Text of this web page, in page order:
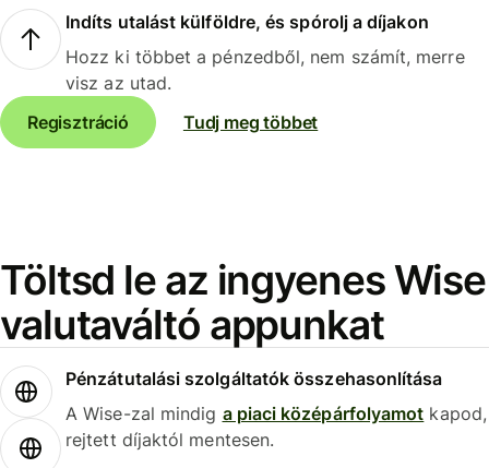
Indíts utalást külföldre, és spórolj a díjakon
Hozz ki többet a pénzedből, nem számít, merre
visz az utad.
Regisztráció
Tudj meg többet
Töltsd le az ingyenes Wise
valutaváltó appunkat
Pénzátutalási szolgáltatók összehasonlítása
A Wise-zal mindig a piaci középárfolyamot kapod,
rejtett díjaktól mentesen.